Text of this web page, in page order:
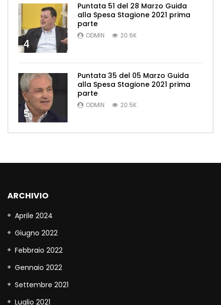
4
Puntata 51 del 28 Marzo Guida
alla Spesa Stagione 2021 prima
parte
ODMIN 20.6K
5
Puntata 35 del 05 Marzo Guida
alla Spesa Stagione 2021 prima
parte
ODMIN 20.5K
ARCHIVIO
Aprile 2024
Giugno 2022
Febbraio 2022
Gennaio 2022
Settembre 2021
Luglio 2021